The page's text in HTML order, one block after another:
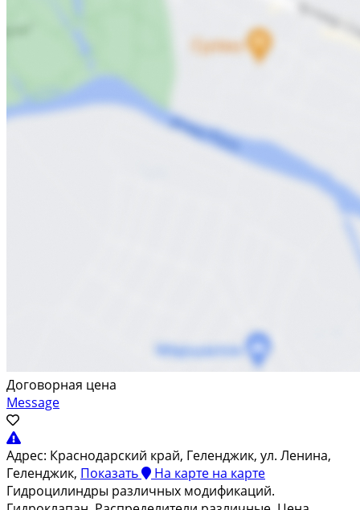
Договорная цена
Message
Адрес: Краснодарский край, Геленджик, ул. Ленина,
Геленджик, Показать На карте на карте
Гидроцилиндры различных модификаций.